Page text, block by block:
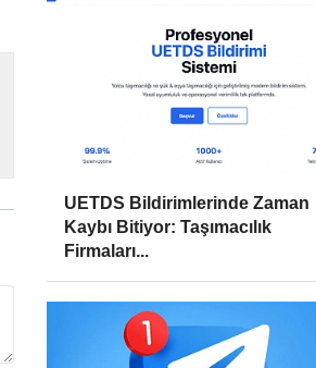
UETDS Bildirimlerinde Zaman
Kaybı Bitiyor: Taşımacılık
Firmaları...